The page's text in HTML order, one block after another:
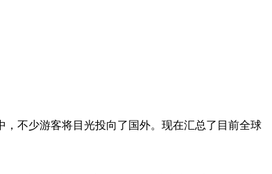
少游客将目光投向了国外。现在汇总了目前全球